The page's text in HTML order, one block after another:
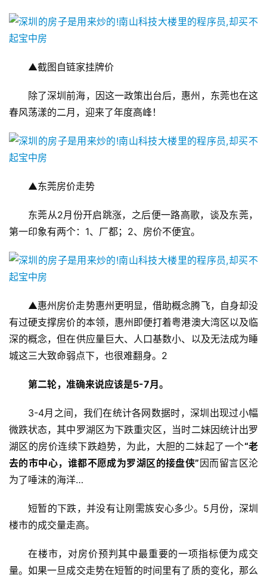
▲截图自链家挂牌价
除了深圳前海，因这一政策出台后，惠州，东莞也在这
春风荡漾的二月，迎来了年度高峰！
▲东莞房价走势
东莞从2月份开启跳涨，之后便一路高歌，谈及东莞，
第一印象有两个：1、厂都；2、房价不便宜。
▲惠州房价走势惠州更明显，借助概念腾飞，自身却没
有过硬支撑房价的本领，惠州即便打着粤港澳大湾区以及临
深的概念，但在供应量巨大、人口基数小、以及无法成为睡
城这三大致命弱点下，也很难翻身。2
第二轮，准确来说应该是5-7月。
3-4月之间，我们在统计各网数据时，深圳出现过小幅
微跌状态，其中罗湖区为下跌重灾区，当时二妹因统计出罗
湖区的房价连续下跌趋势，为此，大胆的二妹起了一个“老
去的市中心，谁都不愿成为罗湖区的接盘侠” 因而留言区沦
为了唾沫的海洋…
短暂的下跌，并没有让刚需族安心多少。5月份，深圳
楼市的成交量走高。
在楼市，对房价预判其中最重要的一项指标便为成交
量。如果一旦成交走势在短暂的时间里有了质的变化，那么